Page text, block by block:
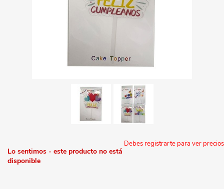
Debes registrarte para ver precios
Lo sentimos - este producto no está
disponible